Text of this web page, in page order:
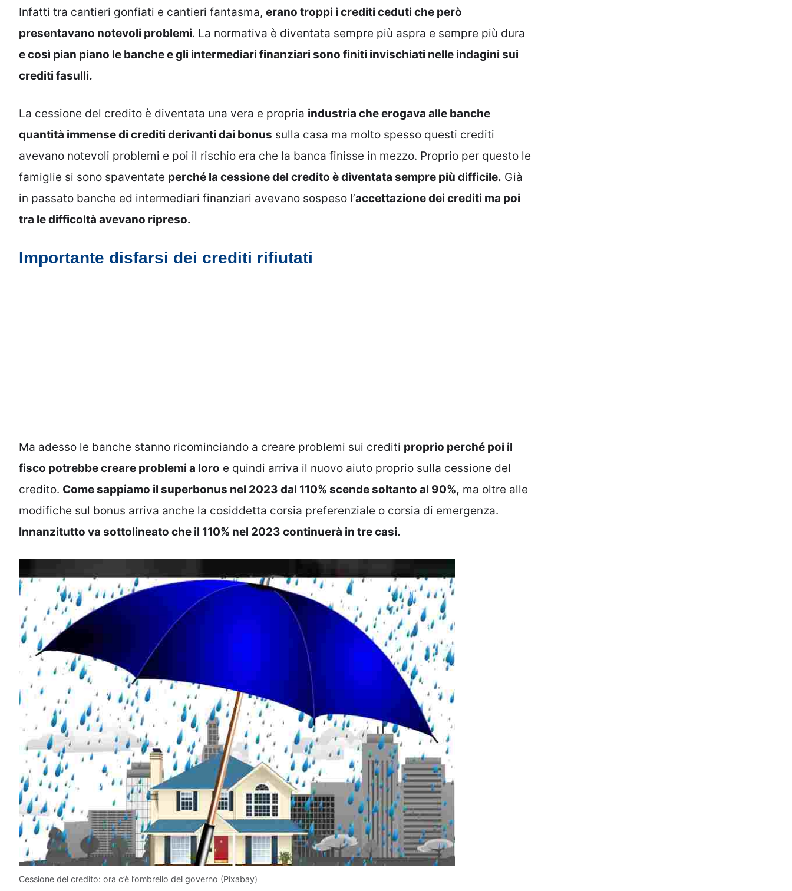
Infatti tra cantieri gonfiati e cantieri fantasma, erano troppi i crediti ceduti che però
presentavano notevoli problemi. La normativa è diventata sempre più aspra e sempre più dura
e così pian piano le banche e gli intermediari finanziari sono finiti invischiati nelle indagini sui
crediti fasulli.
La cessione del credito è diventata una vera e propria industria che erogava alle banche
quantità immense di crediti derivanti dai bonus sulla casa ma molto spesso questi crediti
avevano notevoli problemi e poi il rischio era che la banca finisse in mezzo. Proprio per questo le
famiglie si sono spaventate perché la cessione del credito è diventata sempre più difficile. Già
in passato banche ed intermediari finanziari avevano sospeso l’accettazione dei crediti ma poi
tra le difficoltà avevano ripreso.
Importante disfarsi dei crediti rifiutati
Ma adesso le banche stanno ricominciando a creare problemi sui crediti proprio perché poi il
fisco potrebbe creare problemi a loro e quindi arriva il nuovo aiuto proprio sulla cessione del
credito. Come sappiamo il superbonus nel 2023 dal 110% scende soltanto al 90%, ma oltre alle
modifiche sul bonus arriva anche la cosiddetta corsia preferenziale o corsia di emergenza.
Innanzitutto va sottolineato che il 110% nel 2023 continuerà in tre casi.
Cessione del credito: ora c’è l’ombrello del governo (Pixabay)